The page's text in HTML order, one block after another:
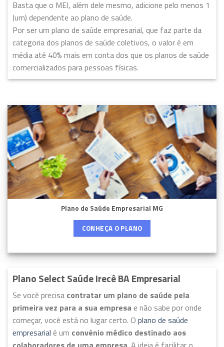
Basta que o MEI, além dele mesmo, adicione pelo menos 1
(um) dependente ao plano de saúde.
Por ser um plano de saúde empresarial, que faz parte da
categoria dos planos de saúde coletivos, o valor é em
média até 40% mais em conta dos que os planos de saúde
comercializados para pessoas físicas.
Plano de Saúde Empresarial MG
CONHEÇA O PLANO
Plano Select Saúde Irecê BA Empresarial
Se você precisa contratar um plano de saúde pela
primeira vez para a sua empresa e não sabe por onde
começar, você está no lugar certo. O plano de saúde
empresarial é um convênio médico destinado aos